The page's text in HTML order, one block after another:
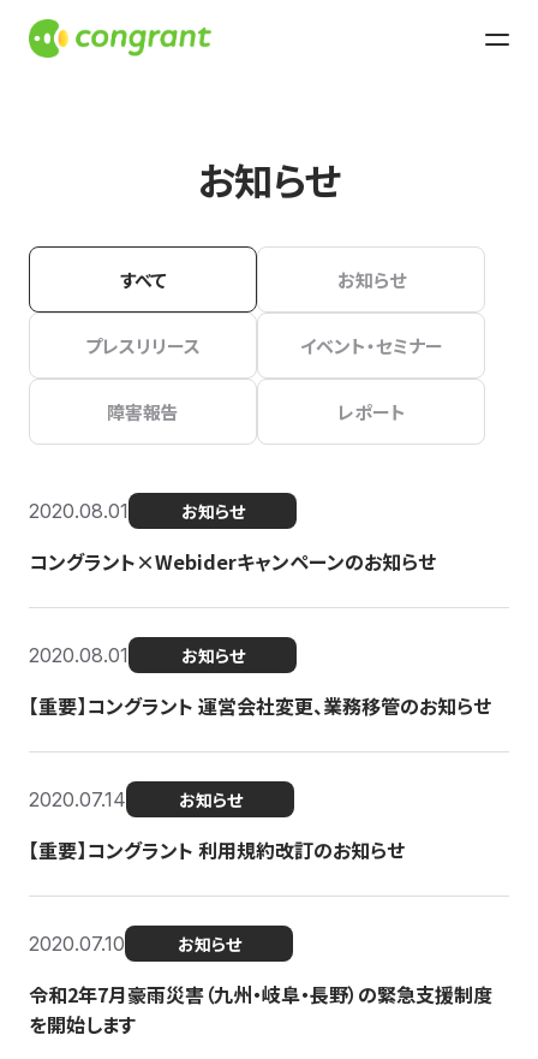
お知らせ
すべて お知らせ
プレスリリース イベント・セミナー
障害報告 レポート
2020.08.01 お知らせ
コングラント×Webiderキャンペーンのお知らせ
2020.08.01 お知らせ
【重要】コングラント 運営会社変更、業務移管のお知らせ
2020.07.14 お知らせ
【重要】コングラント 利用規約改訂のお知らせ
2020.07.10 お知らせ
令和2年7月豪雨災害（九州・岐阜・長野）の緊急支援制度
を開始します